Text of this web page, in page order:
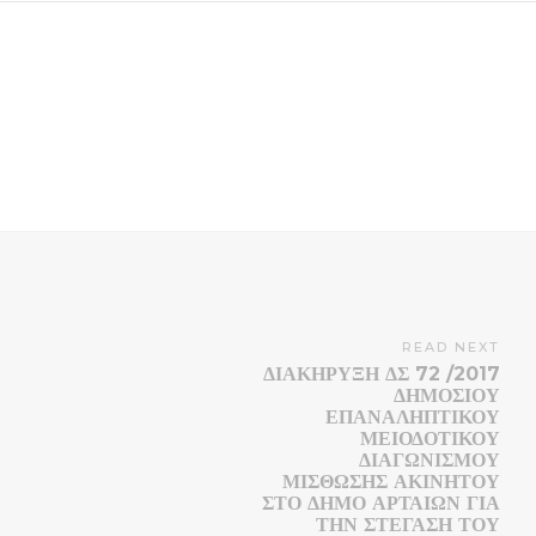
READ NEXT
ΔΙΑΚΗΡΥΞΗ ΔΣ 72 /2017
ΔΗΜΟΣΙΟΥ
ΕΠΑΝΑΛΗΠΤΙΚΟΥ
ΜΕΙΟΔΟΤΙΚΟΥ
ΔΙΑΓΩΝΙΣΜΟΥ
ΜΙΣΘΩΣΗΣ ΑΚΙΝΗΤΟΥ
ΣΤΟ ΔΗΜΟ ΑΡΤΑΙΩΝ ΓΙΑ
ΤΗΝ ΣΤΕΓΑΣΗ ΤΟΥ